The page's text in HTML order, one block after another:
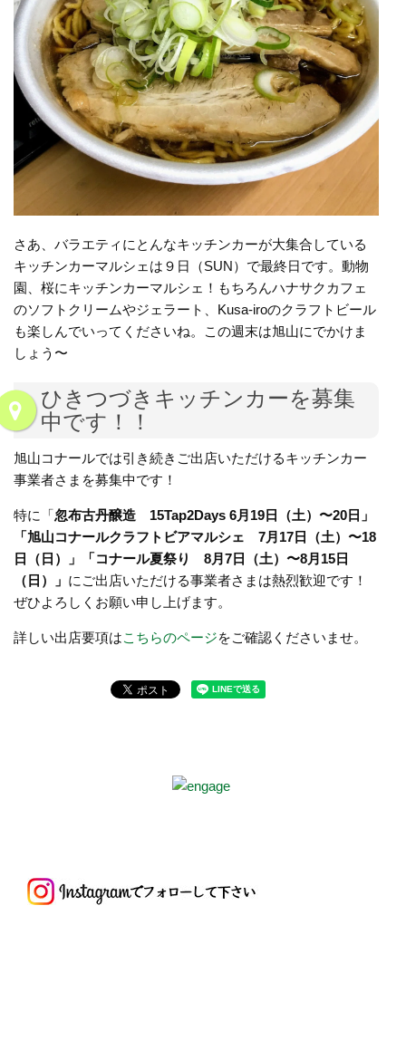
さあ、バラエティにとんなキッチンカーが大集合している
キッチンカーマルシェは９日（SUN）で最終日です。動物
園、桜にキッチンカーマルシェ！もちろんハナサクカフェ
のソフトクリームやジェラート、Kusa-iroのクラフトビール
も楽しんでいってくださいね。この週末は旭山にでかけま
しょう〜
ひきつづきキッチンカーを募集
中です！！
旭山コナールでは引き続きご出店いただけるキッチンカー
事業者さまを募集中です！
特に 「忽布古丹醸造 15Tap2Days 6月19日（土）〜20日」
「旭山コナールクラフトビアマルシェ 7月17日（土）〜18
日（日）」「コナール夏祭り 8月7日（土）〜8月15日
（日）」 にご出店いただける事業者さまは熱烈歓迎です！
ぜひよろしくお願い申し上げます。
詳しい出店要項はこちらのページをご確認くださいませ。